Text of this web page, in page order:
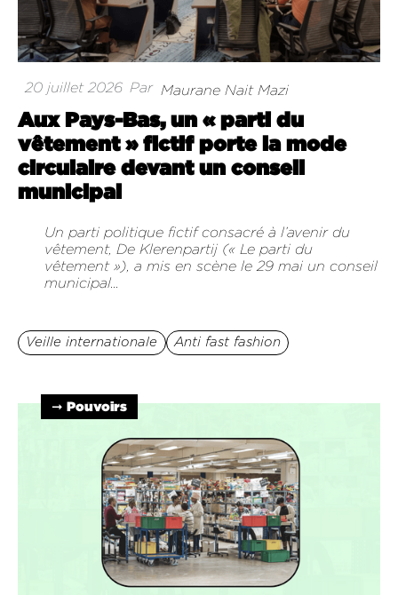
20 juillet 2026 Par Maurane Nait Mazi
Aux Pays-Bas, un « parti du
vêtement » fictif porte la mode
circulaire devant un conseil
municipal
Un parti politique fictif consacré à l’avenir du
vêtement, De Klerenpartij (« Le parti du
vêtement »), a mis en scène le 29 mai un conseil
municipal...
Veille internationale Anti fast fashion
➞ Pouvoirs